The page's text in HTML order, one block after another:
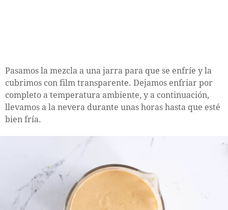
Pasamos la mezcla a una jarra para que se enfríe y la
cubrimos con film transparente. Dejamos enfriar por
completo a temperatura ambiente, y a continuación,
llevamos a la nevera durante unas horas hasta que esté
bien fría.